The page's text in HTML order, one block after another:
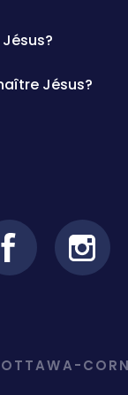
Jésus?
OTTAWA-